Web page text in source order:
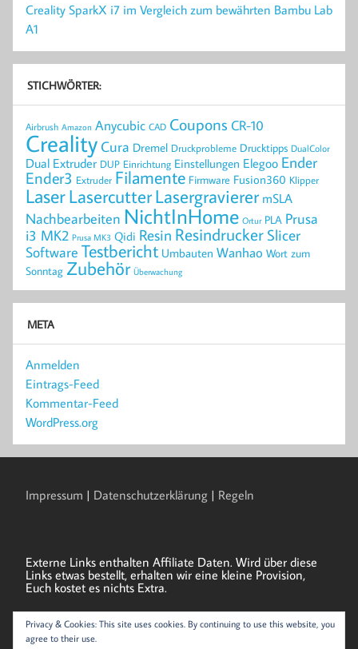
Creality SparkX i7 im Vergleich zum bewährten Bambu Lab
A1
STICHWÖRTER:
Airbrush Amazon Anycubic CAD Coupons CR-10
Creality Cura Dremel Druckprobleme Drucktipps DualColor
Dual Extruder DUP Einrichtung Einstellungen Elegoo Ender
Ender3 Extruder Filamente Firmware Fusion360 Klipper
LaserLasercutterLasergravierer mSLA
Nachbearbeiten NichtInHome Ortur PLA Prusa
i3 MK2 Prusa MK3 Qidi Resin Resindrucker Slicer
Software Testbericht Umbauten Wanhao Wort zum
Sonntag Zubehör Überwachung
META
Anmelden
Eintrags-Feed
Kommentar-Feed
WordPress.org
Impressum | Datenschutzerklärung | Regeln
Externe Links enthalten Affiliate Daten. Wird über diese
Links etwas bestellt, erhalten wir eine kleine Provision,
Euch kostet es nichts Extra.
Als Amazon-Partner verdienen wir an qualifizierten
Privacy & Cookies: This site uses cookies. By continuing to use this website, you
agree to their use.